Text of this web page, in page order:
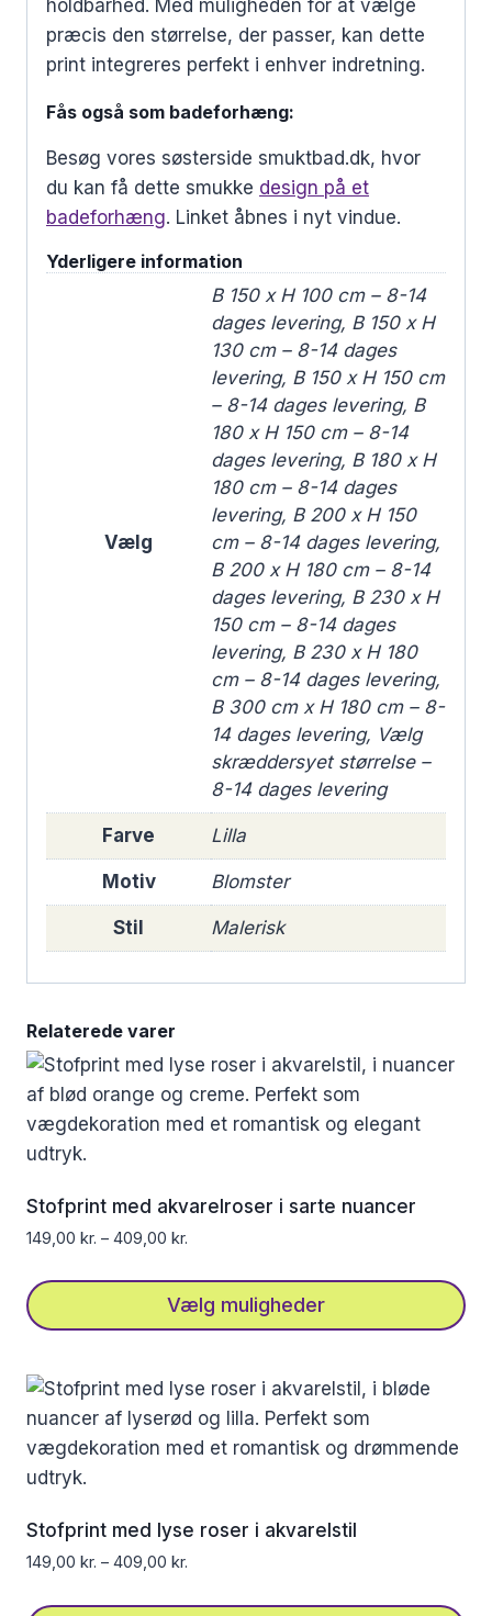
holdbarhed. Med muligheden for at vælge
præcis den størrelse, der passer, kan dette
print integreres perfekt i enhver indretning.
Fås også som badeforhæng:
Besøg vores søsterside smuktbad.dk, hvor
du kan få dette smukke design på et
badeforhæng. Linket åbnes i nyt vindue.
Yderligere information
Vælg
B 150 x H 100 cm – 8-14
dages levering, B 150 x H
130 cm – 8-14 dages
levering, B 150 x H 150 cm
– 8-14 dages levering, B
180 x H 150 cm – 8-14
dages levering, B 180 x H
180 cm – 8-14 dages
levering, B 200 x H 150
cm – 8-14 dages levering,
B 200 x H 180 cm – 8-14
dages levering, B 230 x H
150 cm – 8-14 dages
levering, B 230 x H 180
cm – 8-14 dages levering,
B 300 cm x H 180 cm – 8-
14 dages levering, Vælg
skræddersyet størrelse –
8-14 dages levering
Farve Lilla
Motiv Blomster
Stil Malerisk
Relaterede varer
Stofprint med akvarelroser i sarte nuancer
149,00 kr. – 409,00 kr.
Vælg muligheder
vare
varianter.
Mulighederne
kan
vælges
varesiden
Stofprint med lyse roser i akvarelstil
149,00 kr. – 409,00 kr.